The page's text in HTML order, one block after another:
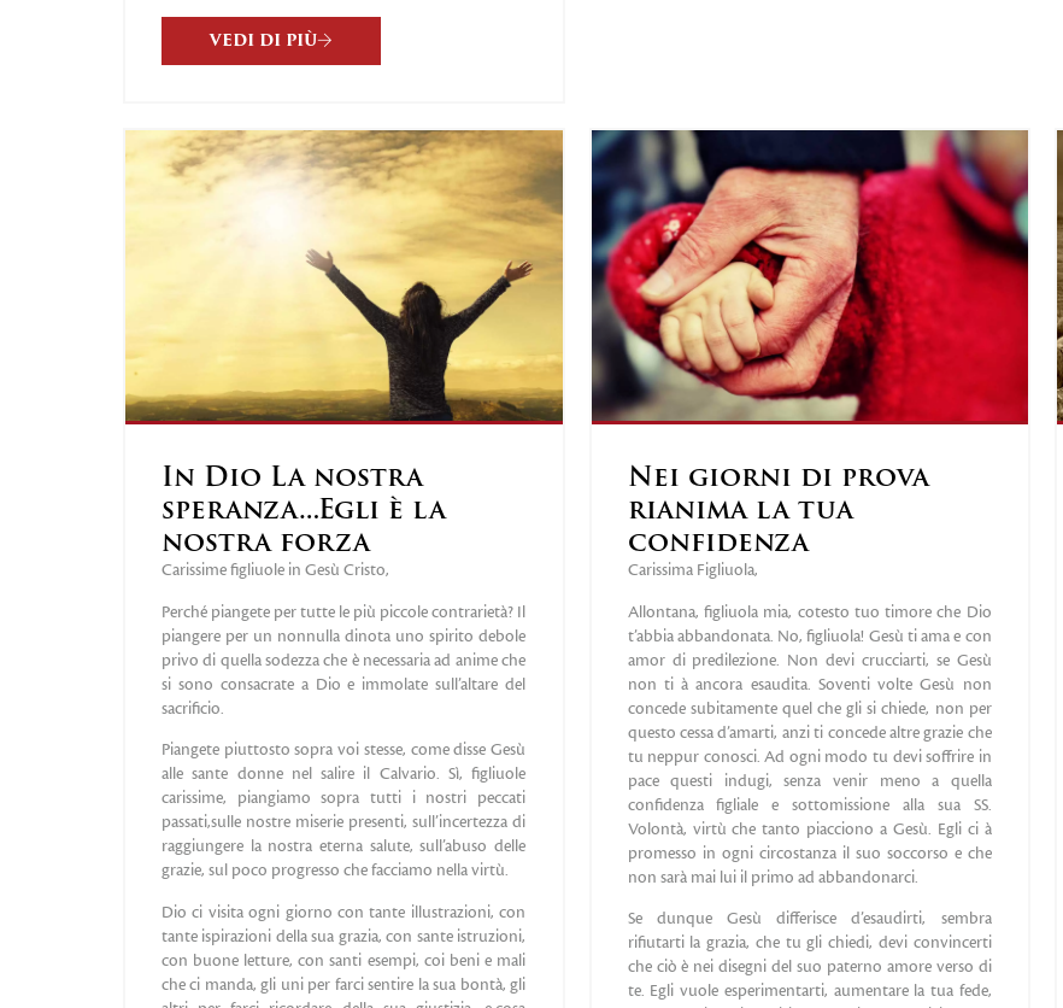
VEDI DI PIÙ
In Dio La nostra
speranza…Egli è la
nostra forza
Carissime figliuole in Gesù Cristo,
Perché piangete per tutte le più piccole contrarietà? Il
piangere per un nonnulla dinota uno spirito debole
privo di quella sodezza che è necessaria ad anime che
si sono consacrate a Dio e immolate sull’altare del
sacrificio.
Piangete piuttosto sopra voi stesse, come disse Gesù
alle sante donne nel salire il Calvario. Sì, figliuole
carissime, piangiamo sopra tutti i nostri peccati
passati,sulle nostre miserie presenti, sull’incertezza di
raggiungere la nostra eterna salute, sull’abuso delle
grazie, sul poco progresso che facciamo nella virtù.
Dio ci visita ogni giorno con tante illustrazioni, con
tante ispirazioni della sua grazia, con sante istruzioni,
con buone letture, con santi esempi, coi beni e mali
che ci manda, gli uni per farci sentire la sua bontà, gli
Nei giorni di prova
rianima la tua
confidenza
Carissima Figliuola,
Allontana, figliuola mia, cotesto tuo timore che Dio
t’abbia abbandonata. No, figliuola! Gesù ti ama e con
amor di predilezione. Non devi crucciarti, se Gesù
non ti à ancora esaudita. Soventi volte Gesù non
concede subitamente quel che gli si chiede, non per
questo cessa d’amarti, anzi ti concede altre grazie che
tu neppur conosci. Ad ogni modo tu devi soffrire in
pace questi indugi, senza venir meno a quella
confidenza figliale e sottomissione alla sua SS.
Volontà, virtù che tanto piacciono a Gesù. Egli ci à
promesso in ogni circostanza il suo soccorso e che
non sarà mai lui il primo ad abbandonarci.
Se dunque Gesù differisce d’esaudirti, sembra
rifiutarti la grazia, che tu gli chiedi, devi convincerti
che ciò è nei disegni del suo paterno amore verso di
te. Egli vuole esperimentarti, aumentare la tua fede,